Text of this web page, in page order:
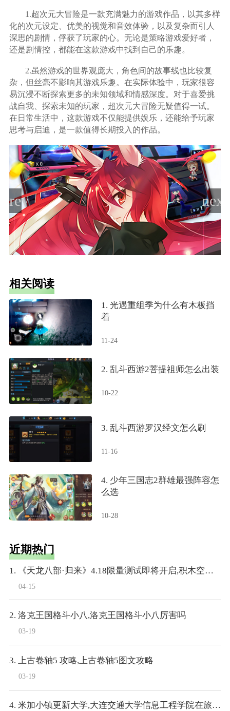
1.超次元大冒险是一款充满魅力的游戏作品，以其多样
化的次元设定、优美的视觉和音效体验，以及复杂而引人
深思的剧情，俘获了玩家的心。无论是策略游戏爱好者，
还是剧情控，都能在这款游戏中找到自己的乐趣。
2.虽然游戏的世界观庞大，角色间的故事线也比较复
杂，但丝毫不影响其游戏乐趣。在实际体验中，玩家很容
易沉浸不断探索更多的未知领域和情感深度。对于喜爱挑
战自我、探索未知的玩家，超次元大冒险无疑值得一试。
在日常生活中，这款游戏不仅能提供娱乐，还能给予玩家
思考与启迪，是一款值得长期投入的作品。
相关阅读
1. 光遇重组季为什么有木板挡
着
11-24
2. 乱斗西游2菩提祖师怎么出装
10-22
3. 乱斗西游罗汉经文怎么刷
11-16
4. 少年三国志2群雄最强阵容怎
么选
10-28
近期热门
1. 《天龙八部·归来》4.18限量测试即将开启,积木空降爆料
04-15
2. 洛克王国格斗小八,洛克王国格斗小八厉害吗
03-19
3. 上古卷轴5 攻略,上古卷轴5图文攻略
03-19
4. 米加小镇更新大学,大连交通大学信息工程学院在旅顺大学城里么